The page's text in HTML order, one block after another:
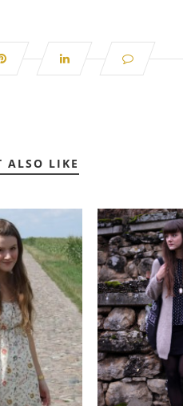
ALSO LIKE